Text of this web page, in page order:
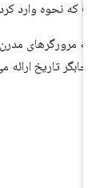
که نحوه وارد کردن
مرورگرهای مدرن
تاریخ ارائه می